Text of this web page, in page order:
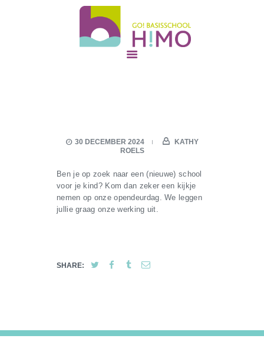
GO! basisschool Himo
GO! ONDERWIJS VAN DE VLAAMSE GEMEENSCHAP GELIJKE KANSEN – KWALITEITSVOL ONDERWIJS –
SAMEN LEREN SAMENLEVEN
SAMEN STERK
CONTACT
30 DECEMBER 2024
KATHY
ROELS
Ben je op zoek naar een (nieuwe) school
voor je kind? Kom dan zeker een kijkje
nemen op onze opendeurdag. We leggen
jullie graag onze werking uit.
SHARE: